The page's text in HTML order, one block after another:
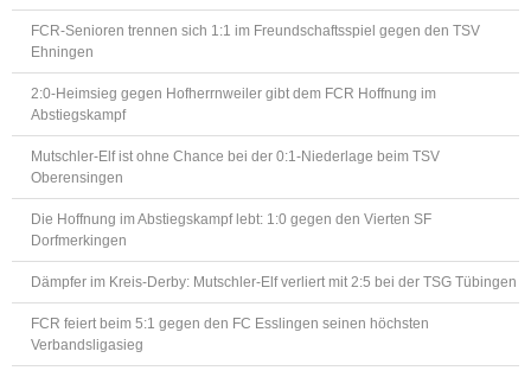
FCR-Senioren trennen sich 1:1 im Freundschaftsspiel gegen den TSV
Ehningen
2:0-Heimsieg gegen Hofherrnweiler gibt dem FCR Hoffnung im
Abstiegskampf
Mutschler-Elf ist ohne Chance bei der 0:1-Niederlage beim TSV
Oberensingen
Die Hoffnung im Abstiegskampf lebt: 1:0 gegen den Vierten SF
Dorfmerkingen
Dämpfer im Kreis-Derby: Mutschler-Elf verliert mit 2:5 bei der TSG Tübingen
FCR feiert beim 5:1 gegen den FC Esslingen seinen höchsten
Verbandsligasieg